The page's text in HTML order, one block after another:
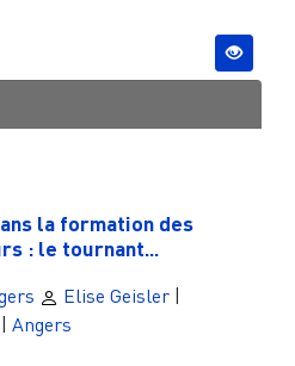
la formation des
: le tournant...
Elise Geisler|
| Angers